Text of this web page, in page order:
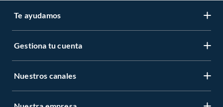
Te ayudamos
Gestiona tu cuenta
Nuestros canales